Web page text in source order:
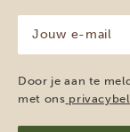
mailadres
(Vereist)
Door je aan te
met ons